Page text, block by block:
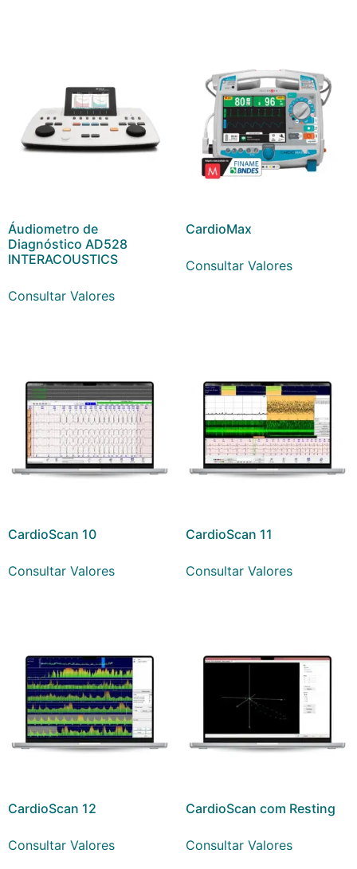
Áudiometro de
Diagnóstico AD528
INTERACOUSTICS
Consultar Valores
CardioMax
Consultar Valores
CardioScan 10
Consultar Valores
CardioScan 11
Consultar Valores
CardioScan 12
Consultar Valores
CardioScan com Resting
Consultar Valores